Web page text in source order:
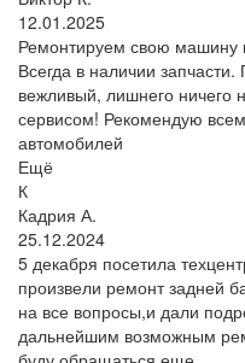
12.01.2025
Ремонтируем свою машину
Всегда в наличии
вежливый, лишнего ничего
сервисом! Рекомендую
автомобилей
Ещё
К
Кадрия А.
25.12.2024
5 декабря посетила
произвели ремонт задней
на все вопросы,и дали
дальнейшим возможным